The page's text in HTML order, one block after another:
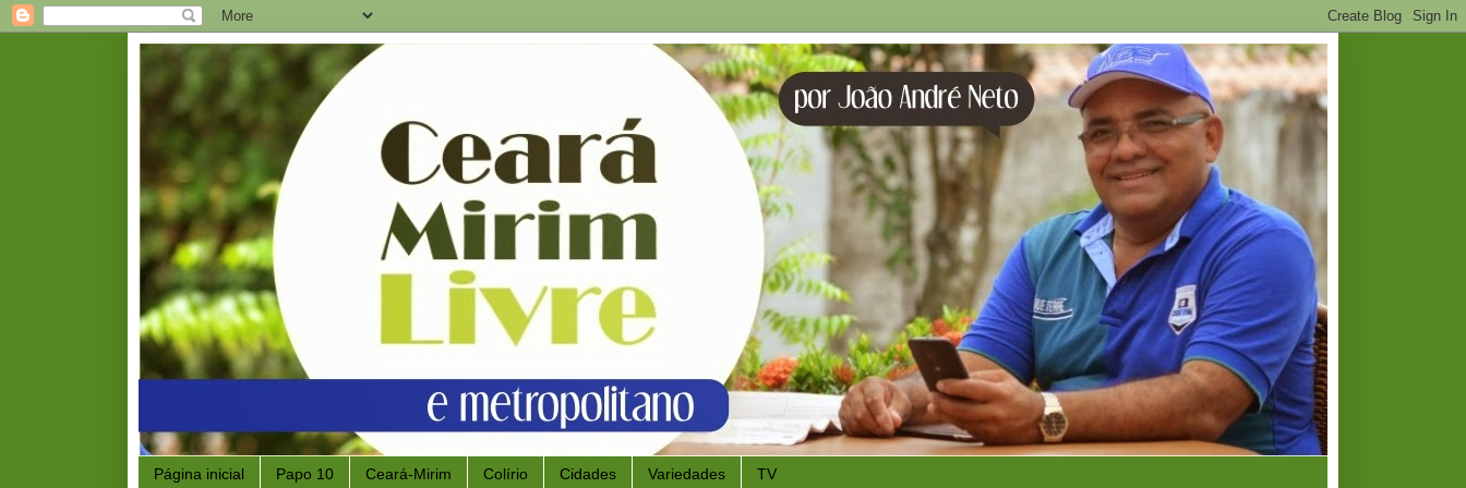
Página inicial Papo 10 Ceará-Mirim Colírio Cidades Variedades TV